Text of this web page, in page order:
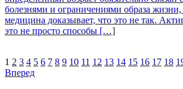
болезнями и ограничениями образа жизни,
медицина доказывает, что это не так.
это не просто способы […]
1 2 3 4 5 6 7 8 9 10 11 12 13 14 15 16 17 18
Вперед